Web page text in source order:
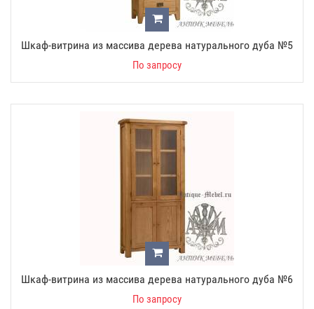
Шкаф-витрина из массива дерева натурального дуба №5
По запросу
Шкаф-витрина из массива дерева натурального дуба №6
По запросу